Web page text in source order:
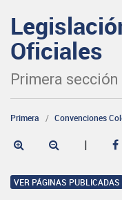
Oficiales
Primera sección
Primera Convenciones
|
VER PÁGINAS PUBLICADAS